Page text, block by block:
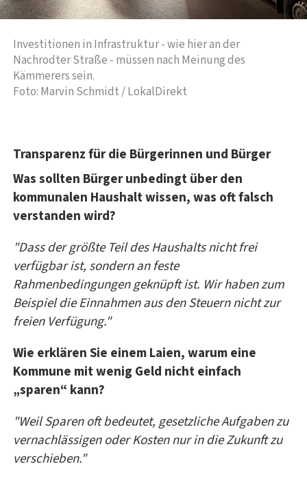
Investitionen in Infrastruktur - wie hier an der
Nachrodter Straße - müssen nach Meinung des
Kämmerers sein.
Foto: Marvin Schmidt / LokalDirekt
Transparenz für die Bürgerinnen und Bürger
Was sollten Bürger unbedingt über den
kommunalen Haushalt wissen, was oft falsch
verstanden wird?
"Dass der größte Teil des Haushalts nicht frei
verfügbar ist, sondern an feste
Rahmenbedingungen geknüpft ist. Wir haben zum
Beispiel die Einnahmen aus den Steuern nicht zur
freien Verfügung."
Wie erklären Sie einem Laien, warum eine
Kommune mit wenig Geld nicht einfach
„sparen“ kann?
"Weil Sparen oft bedeutet, gesetzliche Aufgaben zu
vernachlässigen oder Kosten nur in die Zukunft zu
verschieben."